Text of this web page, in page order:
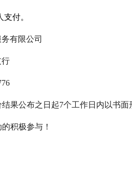
付。
有限公司
果公布之日起7个工作日内以书
积极参与！